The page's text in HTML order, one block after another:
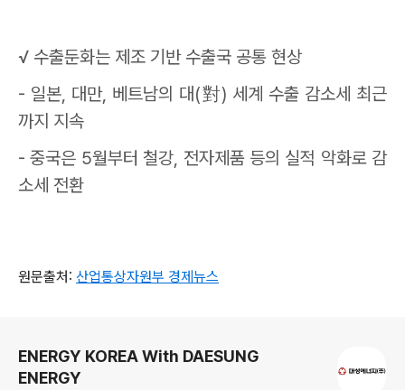
√ 수출둔화는 제조 기반 수출국 공통 현상
- 일본, 대만, 베트남의 대 (對) 세계 수출 감소세 최근
까지 지속
- 중국은 5월부터 철강, 전자제품 등의 실적 악화로 감
소세 전환
원문출처: 산업통상자원부 경제뉴스
ENERGY KOREA With DAESUNG
ENERGY